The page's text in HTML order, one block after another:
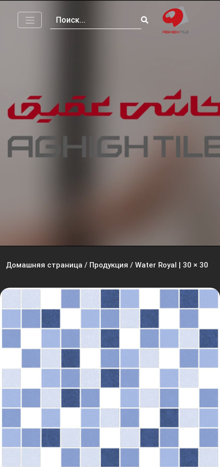
Домашняя страница / Продукция / Water Royal | 30 × 30